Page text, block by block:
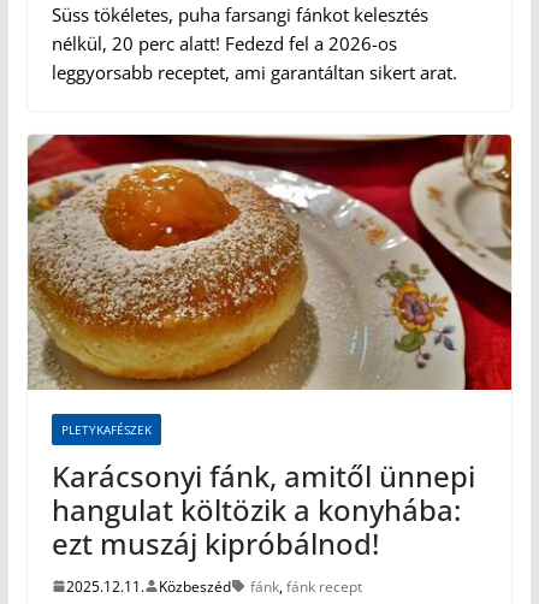
Süss tökéletes, puha farsangi fánkot kelesztés
nélkül, 20 perc alatt! Fedezd fel a 2026-os
leggyorsabb receptet, ami garantáltan sikert arat.
PLETYKAFÉSZEK
Karácsonyi fánk, amitől ünnepi
hangulat költözik a konyhába:
ezt muszáj kipróbálnod!
2025.12.11. Közbeszéd fánk,fánk recept